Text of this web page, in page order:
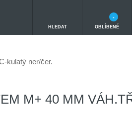
HLEDAT OBLÍBENÉ
-
kulatý ner/čer.
M+ 40 MM